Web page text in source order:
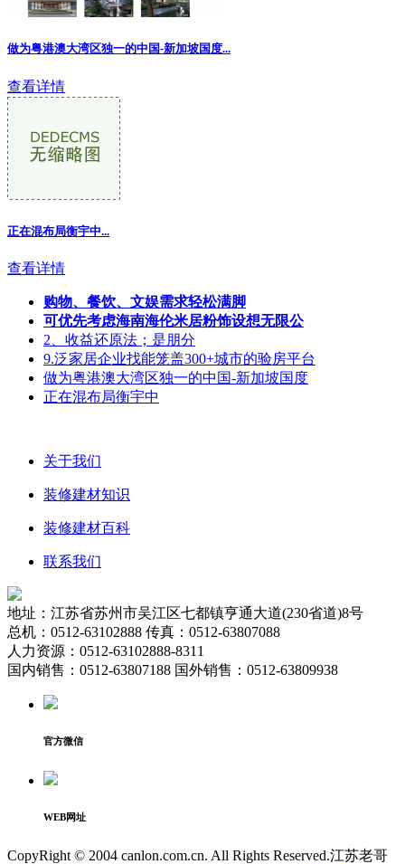
做为粤港澳大湾区独一的中国-新加坡国度...
查看详情
正在混布局衡宇中...
查看详情
购物、餐饮、文娱需求轻松满脚
可优先考虑海南海伦米居粉饰设想无限公
2、收益还原法；是朋分
9.泛家居企业找能笼盖300+城市的验房平台
做为粤港澳大湾区独一的中国-新加坡国度
正在混布局衡宇中
关于我们
装修建材知识
装修建材百科
联系我们
地址：江苏省苏州市吴江区七都镇亨通大道(230省道)8号
总机：0512-63102888 传真：0512-63807088
人力资源：0512-63102888-8311
国内销售：0512-63807188 国外销售：0512-63809938
官方微信
WEB网址
CopyRight © 2004 canlon.com.cn. All Rights Reserved.江苏老哥